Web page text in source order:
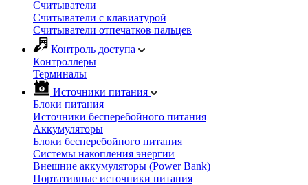
Считыватели
Cчитыватели с клавиатурой
Cчитыватели отпечатков пальцев
Контроль доступа
Контроллеры
Терминалы
Источники питания
Блоки питания
Источники бесперебойного питания
Аккумуляторы
Блоки бесперебойного питания
Системы накопления энергии
Внешние аккумуляторы (Power Bank)
Портативные источники питания